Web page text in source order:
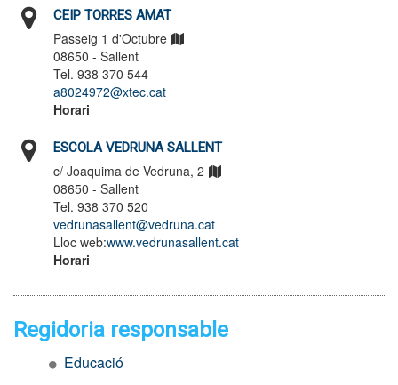
CEIP TORRES AMAT
Passeig 1 d'Octubre
08650 - Sallent
Tel. 938 370 544
a8024972@xtec.cat
Horari
ESCOLA VEDRUNA SALLENT
c/ Joaquima de Vedruna, 2
08650 - Sallent
Tel. 938 370 520
vedrunasallent@vedruna.cat
Lloc web:www.vedrunasallent.cat
Horari
Regidoria responsable
Educació